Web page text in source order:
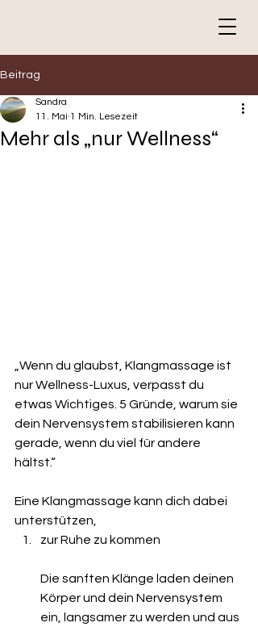
Beitrag
Mehr als „nur Wellness“
Sandra
11. Mai 1 Min. Lesezeit
„Wenn du glaubst, Klangmassage ist
nur Wellness-Luxus, verpasst du
etwas Wichtiges. 5 Gründe, warum sie
dein Nervensystem stabilisieren kann
gerade, wenn du viel für andere
hältst.“
Eine Klangmassage kann dich dabei
unterstützen,
zur Ruhe zu kommen
Die sanften Klänge laden deinen
Körper und dein Nervensystem
ein, langsamer zu werden und aus